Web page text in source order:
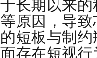
于长期以来
等原因，导
的短板与制
面存在短视